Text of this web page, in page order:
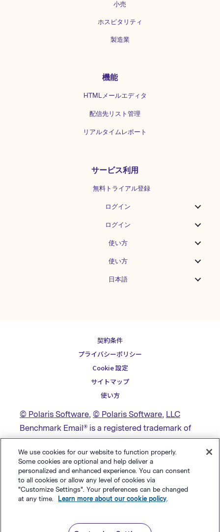
小売
ホスピタリティ
製造業
機能
HTMLメールエディタ
配信先リスト管理
リアルタイムレポート
サービス利用
無料トライアル登録
ログイン
ログイン
使い方
使い方
日本語
契約条件
プライバシーポリシー
Cookie 設定
サイトマップ
使い方
© Polaris Software, © Polaris Software, LLC
Benchmark Email® is a registered trademark of
We use cookies for our website to function properly.
Some cookies are optional and help deliver a
personalized and enhanced experience. You can consent
to all cookies or allow any level of cookies via
"Customize Settings". Your preferences can be changed
at any time.
Learn more about our cookie policy.